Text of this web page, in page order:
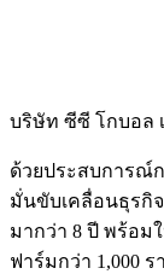
บริษัท ซีซี โกบอล
ด้วยประสบการณ์ก
มั่นขับเคลื่อนธุรกิจ
มากว่า 8 ปี พร้อม
ฟาร์มกว่า 1,000 ร